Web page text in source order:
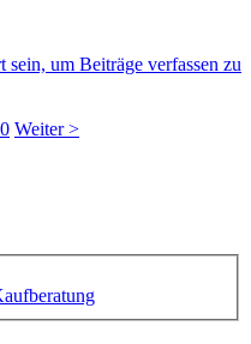
sein, um Beiträge verfassen zu
Weiter >